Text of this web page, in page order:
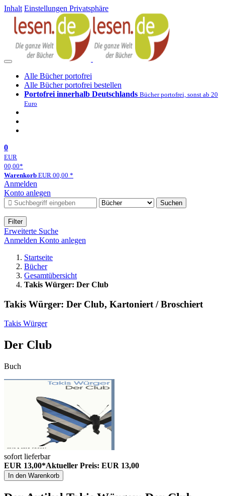
Inhalt Einstellungen Privatsphäre
Alle Bücher portofrei
Alle Bücher portofrei bestellen
Portofrei innerhalb Deutschlands Bücher portofrei, sonst ab 20
Euro
0
EUR
00,00*
Warenkorb EUR 00,00 *
Anmelden
Konto anlegen
Suchen
Filter
Erweiterte Suche
Anmelden Konto anlegen
Startseite
Bücher
Gesamtübersicht
Takis Würger: Der Club
Takis Würger: Der Club, Kartoniert / Broschiert
Takis Würger
Der Club
Buch
sofort lieferbar
EUR 13,00*Aktueller Preis: EUR 13,00
In den Warenkorb